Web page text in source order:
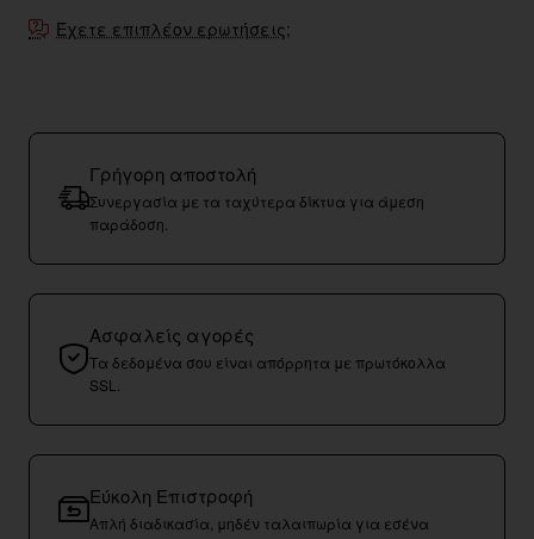
Έχετε επιπλέον ερωτήσεις;
Γρήγορη αποστολή
Συνεργασία με τα ταχύτερα δίκτυα για άμεση
παράδοση.
Ασφαλείς αγορές
Τα δεδομένα σου είναι απόρρητα με πρωτόκολλα
SSL.
Εύκολη Επιστροφή
Απλή διαδικασία, μηδέν ταλαιπωρία για εσένα